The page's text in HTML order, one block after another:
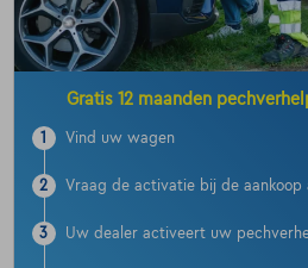
Gratis 12 maanden
1 Vind uw wagen
2 Vraag de activatie bij de aankoop
3 Uw dealer activeert uw